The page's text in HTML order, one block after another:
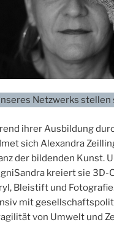
Netzwerks stellen
ihrer Ausbildung
sich Alexandra
der bildenden Kunst.
kreiert sie 3D-
Bleistift und
mit
von Umwelt und